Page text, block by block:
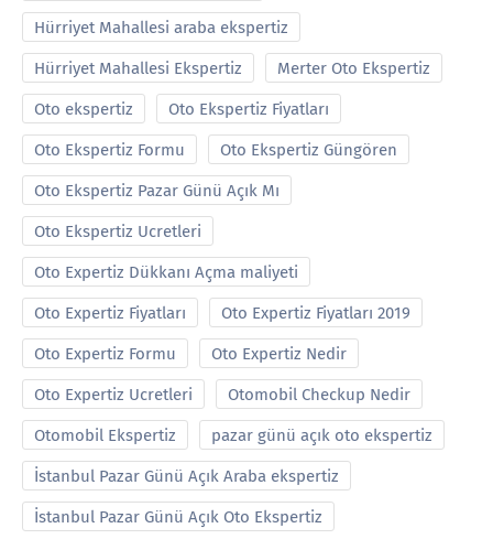
Hürriyet Mahallesi araba ekspertiz
Hürriyet Mahallesi Ekspertiz Merter Oto Ekspertiz
Oto ekspertiz Oto Ekspertiz Fiyatları
Oto Ekspertiz Formu Oto Ekspertiz Güngören
Oto Ekspertiz Pazar Günü Açık Mı
Oto Ekspertiz Ucretleri
Oto Expertiz Dükkanı Açma maliyeti
Oto Expertiz Fiyatları Oto Expertiz Fiyatları 2019
Oto Expertiz Formu Oto Expertiz Nedir
Oto Expertiz Ucretleri Otomobil Checkup Nedir
Otomobil Ekspertiz pazar günü açık oto ekspertiz
İstanbul Pazar Günü Açık Araba ekspertiz
İstanbul Pazar Günü Açık Oto Ekspertiz